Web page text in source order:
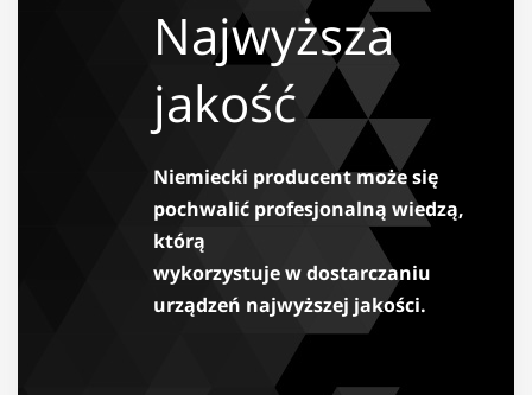
Najwyższa
jakość
Niemiecki producent może się
pochwalić profesjonalną wiedzą,
którą
wykorzystuje w dostarczaniu
urządzeń najwyższej jakości.